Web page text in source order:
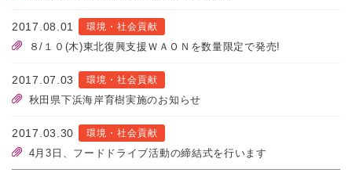
2017.08.01 環境・社会貢献
８/１０(木)東北復興支援ＷＡＯＮを数量限定で発売!
2017.07.03 環境・社会貢献
秋田県下浜海岸育樹実施のお知らせ
2017.03.30 環境・社会貢献
4月3日、フードドライブ活動の締結式を行います